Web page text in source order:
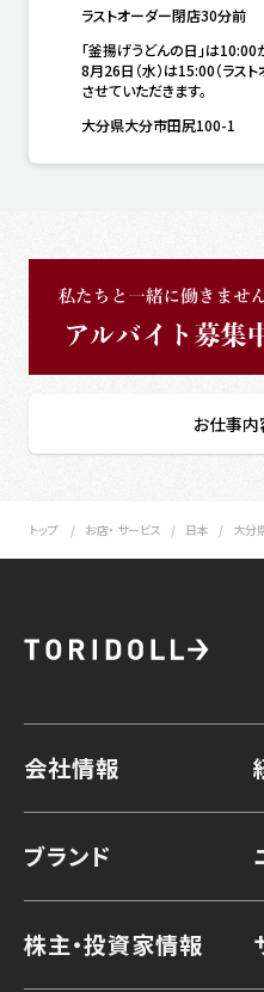
ラストオーダー閉店30分前
「釜揚げうどんの日」は10:00
8月26日（水）は15:00（ラス
させていただきます。
大分県大分市田尻100-1
お仕事
トップ お店・ サービス 日本 大分
会社情報
ブランド
株主・投資家情報